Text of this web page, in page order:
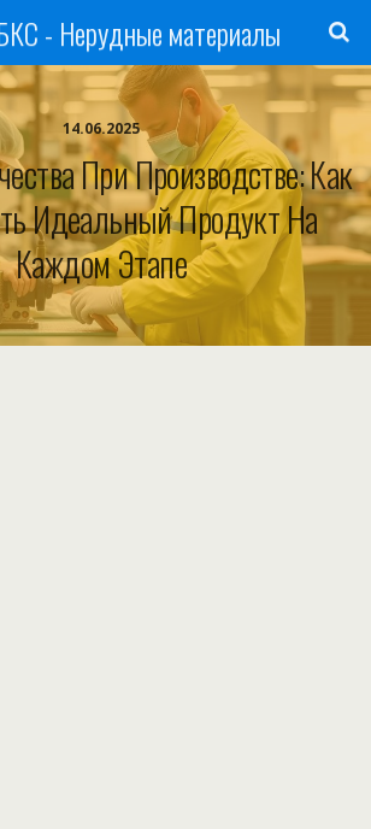
- Нерудные материалы
14.06.2025
При Производстве: Как
Идеальный Продукт На
Каждом Этапе